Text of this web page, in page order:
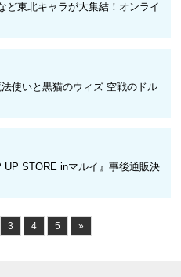
ど東北キャラが大集結！オンライ
使いと黒猫のウィズ 空戦のドル
UP STORE inマルイ』事後通販決
3 4 5 »